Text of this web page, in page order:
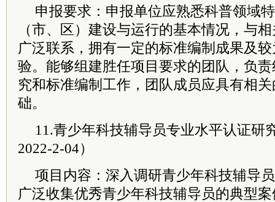
申报要求：申报单位应熟悉科普领域
（市、区）建设与运行的基本情况，与
广泛联系，拥有一定的标准编制成果及
验。能够组建胜任项目要求的团队，负
究和标准编制工作，团队成员应具有相
础。
11.青少年科技辅导员专业水平认证研
2022-2-04）
项目内容：深入调研青少年科技辅导
广泛收集优秀青少年科技辅导员的典型